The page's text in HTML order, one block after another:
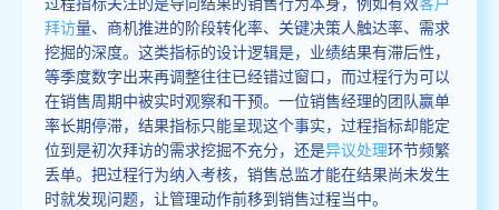
拜访量、商机推进的阶段转化率、关键决策人触达率、需求
挖掘的深度。这类指标的设计逻辑是，业绩结果有滞后性，
等季度数字出来再调整往往已经错过窗口，而过程行为可以
在销售周期中被实时观察和干预。一位销售经理的团队赢单
率长期停滞，结果指标只能呈现这个事实，过程指标却能定
位到是初次拜访的需求挖掘不充分，还是异议处理环节频繁
丢单。把过程行为纳入考核，销售总监才能在结果尚未发生
时就发现问题，让管理动作前移到销售过程当中。